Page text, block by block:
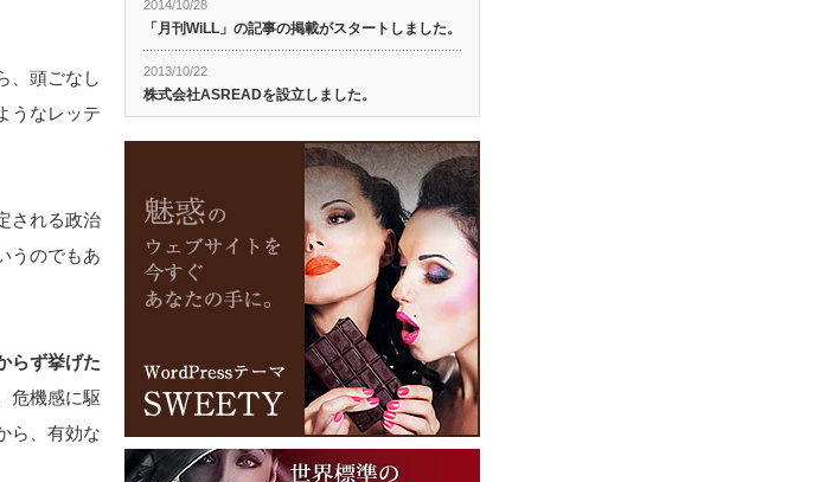
、頭ごなし
うなレッテ
される政治
うのでもあ
らず挙げた
危機感に駆
ら、有効な
2014/10/28
「月刊WiLL」の記事の掲載がスタートしました。
2013/10/22
株式会社ASREADを設立しました。